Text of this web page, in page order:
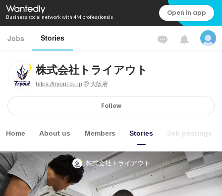
Business social network with 4M professionals Open in app
Jobs Stories
株式会社トライアウト
https://tryout.co.jp 大阪府
Follow
Home About us Members Stories Job postings
株式会社トライアウト